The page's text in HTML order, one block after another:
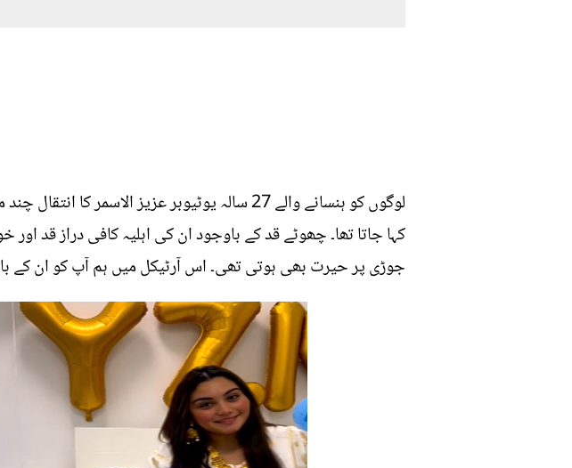
لوگوں کو ہنسانے والے 27 سالہ یوٹیوبر عزيز
کہا جاتا تھا۔ چھوٹے قد کے باوجود ان کی اہلیہ کافی دراز
جوڑی پر حیرت بھی ہوتی تھی۔ اس آرٹیکل میں ہم آپ کو ان کے